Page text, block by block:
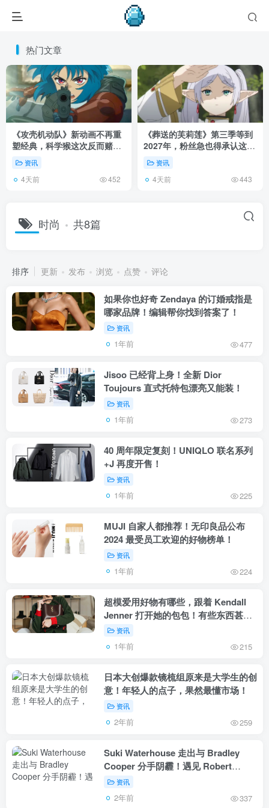
热门文章
《攻壳机动队》新动画不再重
塑经典，科学猴这次反而赌对
了！资讯
4天前 452
《葬送的芙莉莲》第三季等到
2027年，粉丝急也得承认这次
慢得有道理！
资讯
4天前 443
时尚 共8篇
排序 更新 发布 浏览 点赞 评论
如果你也好奇 Zendaya 的订婚戒指是
哪家品牌！编辑帮你找到答案了！
资讯
1年前 477
Jisoo 已经背上身！全新 Dior
Toujours 直式托特包漂亮又能装！
资讯
1年前 273
40 周年限定复刻！UNIQLO 联名系列
+J 再度开售！
资讯
1年前 225
MUJI 自家人都推荐！无印良品公布
2024 最受员工欢迎的好物榜单！
资讯
1年前 224
超模爱用好物有哪些，跟着 Kendall
Jenner 打开她的包包！有些东西甚至
想买，还不一定买得到！
资讯
1年前 215
日本大创爆款镜梳组原来是大学生的创
意！年轻人的点子，果然最懂市场！
资讯
2年前 259
Suki Waterhouse 走出与 Bradley
Cooper 分手阴霾！遇见 Robert
Pattinson 才懂得真正的幸福！
资讯
2年前 337